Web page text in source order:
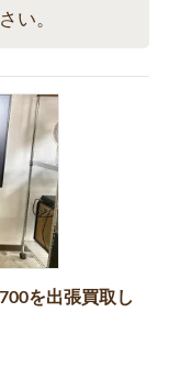
い。
を出張買取し